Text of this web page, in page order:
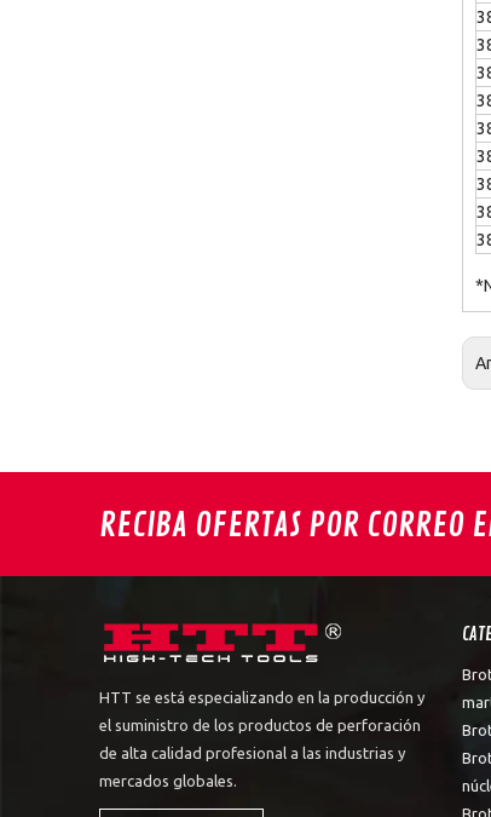
RECIBA OFERTAS POR CORREO
HTT se está especializando en la producción y
el suministro de los productos de perforación
de alta calidad profesional a las industrias y
mercados globales.